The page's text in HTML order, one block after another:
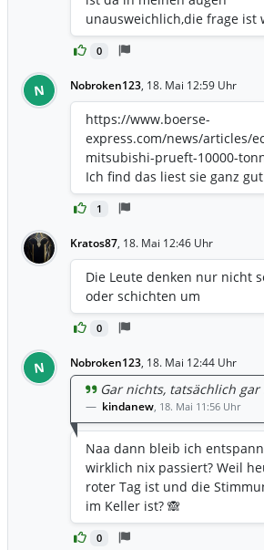
0
unausweichlich,die frage ist
welchem Kurs. Man hat
höheren Kursen gerechnet.
außer die kfw Meldung
N Nobroken123, 18. Mai 12:59 Uhr
1
https://www.boerse-
express.com/news/articles/
mitsubishi-prueft-10000-
Ich find das liest sie ganz
Kratos87, 18. Mai 12:46 Uhr
0
Die Leute denken nur nicht
oder schichten um
N Nobroken123, 18. Mai 12:44 Uhr
0
Gar nichts, tatsächlich
kindanew, 18. Mai 11:56 Uhr
Naa dann bleib ich
wirklich nix passiert? Weil
roter Tag ist und die
im Keller ist? 🙈